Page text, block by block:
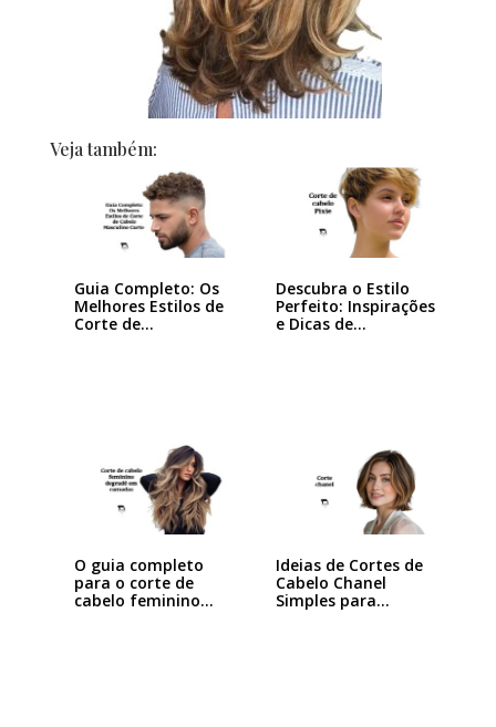
Veja também:
Guia Completo: Os
Melhores Estilos de
Corte de…
Descubra o Estilo
Perfeito: Inspirações
e Dicas de…
O guia completo
para o corte de
cabelo feminino…
Ideias de Cortes de
Cabelo Chanel
Simples para…